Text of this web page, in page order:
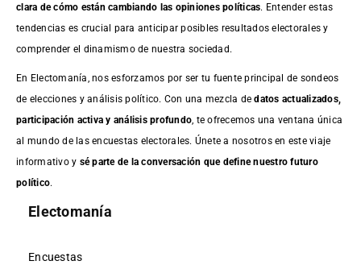
clara de cómo están cambiando las opiniones políticas. Entender estas
tendencias es crucial para anticipar posibles resultados electorales y
comprender el dinamismo de nuestra sociedad.
En Electomanía, nos esforzamos por ser tu fuente principal de sondeos
de elecciones y análisis político. Con una mezcla dedatos actualizados,
participación activa y análisis profundo , te ofrecemos una ventana única
al mundo de las encuestas electorales. Únete a nosotros en este viaje
informativo y sé parte de la conversación que define nuestro futuro
político.
Electomanía
Encuestas